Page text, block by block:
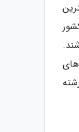
فقط 39 موسسه از بهترین
های